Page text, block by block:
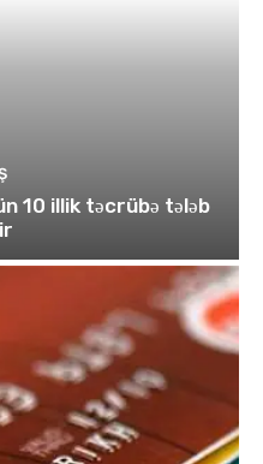
10 illik təcrübə tələb